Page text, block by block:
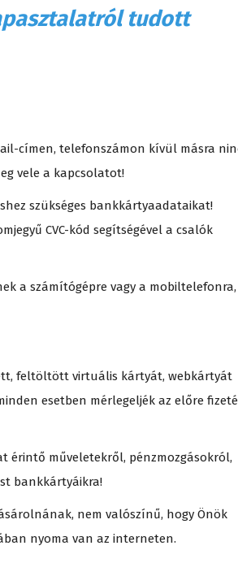
tudott
címen, telefonszámon kívül másra
vele a kapcsolatot!
szükséges bankkártyaadataikat!
CVC-kód segítségével a csalók
a számítógépre vagy a mobiltelefonra,
feltöltött virtuális kártyát, webkártyát
esetben mérlegeljék az előre
érintő műveletekről, pénzmozgásokról,
bankkártyáikra!
nem valószínű, hogy Önök
nyoma van az interneten.